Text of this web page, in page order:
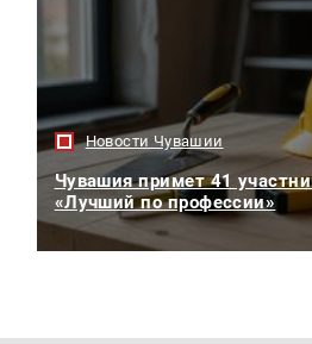
Новости Чувашии
Чувашия примет 41
«Лучший по профессии»